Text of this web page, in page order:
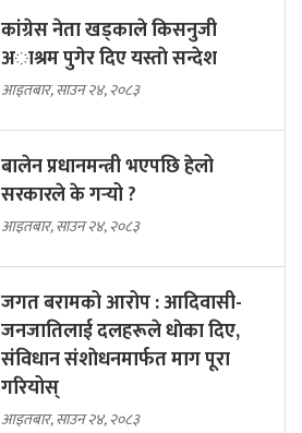
कांग्रेस नेता खड्काले किसनुजी
अाश्रम पुगेर दिए यस्ताे सन्देश
आइतबार, साउन २४, २०८३
बालेन प्रधानमन्त्री भएपछि हेलो
सरकारले के गर्‍यो ?
आइतबार, साउन २४, २०८३
जगत बरामको आरोप : आदिवासी-
जनजातिलाई दलहरूले धाेका दिए,
संविधान संशाेधनमार्फत माग पूरा
गरियोस्
आइतबार, साउन २४, २०८३